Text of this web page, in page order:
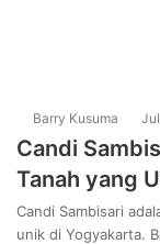
Barry Kusuma
Candi
Tanah yang
Candi Sambisari
unik di Yogyakarta.